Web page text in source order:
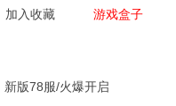
加入收藏 游戏盒子
新版78服/火爆开启